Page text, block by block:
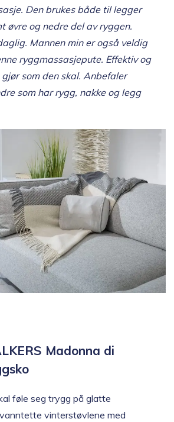
Den brukes både til legger
øvre og nedre del av ryggen.
Mannen min er også veldig
ryggmassasjepute. Effektiv og
som den skal. Anbefaler
som har rygg, nakke og legg
Madonna di
føle seg trygg på glatte
vinterstøvlene med